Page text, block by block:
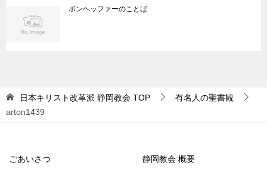
ボンヘッファーのことば
日本キリスト改革派 静岡教会 TOP
有名人の聖書観
arton1439
ごあいさつ 静岡教会 概要